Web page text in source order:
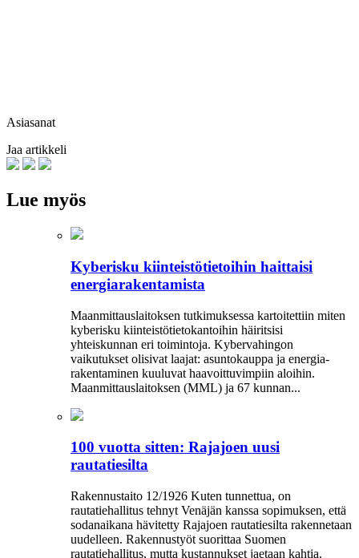
Asiasanat
Jaa artikkeli
Lue myös
Kyberisku kiinteistötietoihin haittaisi
energiarakentamista
Maanmittauslaitoksen tutkimuksessa kartoitettiin miten
kyberisku kiinteistö­tietokantoihin häiritsisi
yhteiskunnan eri toimintoja. Kyber­vahingon
vaikutukset olisivat laajat: asuntokauppa ja energia­
rakentaminen kuuluvat haavoittuvimpiin aloihin.
Maanmittauslaitoksen (MML) ja 67 kunnan...
100 vuotta sitten: Rajajoen uusi
rautatiesilta
Rakennustaito 12/1926 Kuten tunnettua, on
rautatiehallitus tehnyt Venäjän kanssa sopimuksen, että
sodanaikana hävitetty Rajajoen rautatiesilta rakennetaan
uudelleen. Rakennustyöt suorittaa Suomen
rautatiehallitus, mutta kustannukset jaetaan kahtia.